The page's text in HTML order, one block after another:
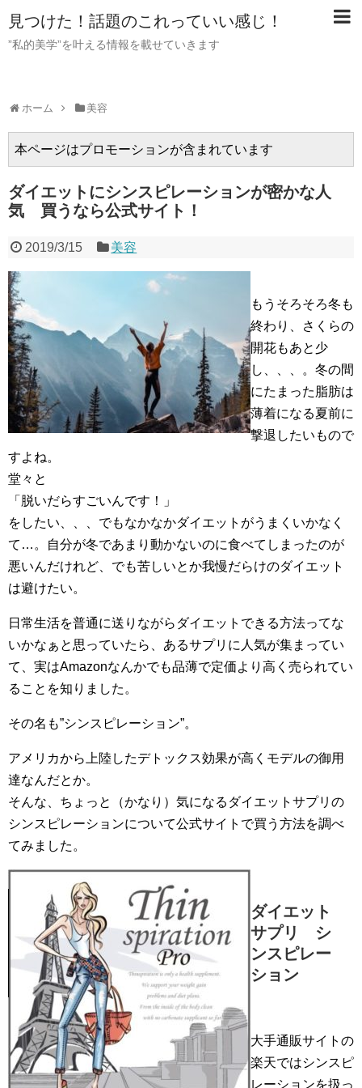
見つけた！話題のこれっていい感じ！
”私的美学”を叶える情報を載せていきます
ホーム 美容
本ページはプロモーションが含まれています
ダイエットにシンスピレーションが密かな人
気 買うなら公式サイト！
2019/3/15 美容
もうそろそろ冬も
終わり、さくらの
開花もあと少
し、、、。冬の間
にたまった脂肪は
薄着になる夏前に
撃退したいもので
すよね。
堂々と
「脱いだらすごいんです！」
をしたい、、、でもなかなかダイエットがうまくいかなく
て…。自分が冬であまり動かないのに食べてしまったのが
悪いんだけれど、でも苦しいとか我慢だらけのダイエット
は避けたい。
日常生活を普通に送りながらダイエットできる方法ってな
いかなぁと思っていたら、あるサプリに人気が集まってい
て、実はAmazonなんかでも品薄で定価より高く売られてい
ることを知りました。
その名も”シンスピレーション”。
アメリカから上陸したデトックス効果が高くモデルの御用
達なんだとか。
そんな、ちょっと（かなり）気になるダイエットサプリの
シンスピレーションについて公式サイトで買う方法を調べ
てみました。
ダイエット
サプリ シ
ンスピレー
ション
大手通販サイトの
楽天ではシンスピ
レーションを扱っ